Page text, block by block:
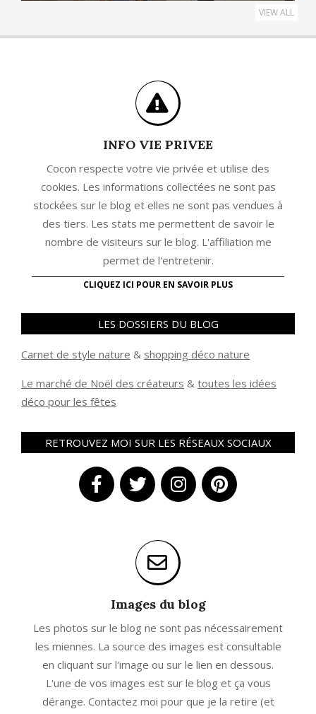
VIEW ALL
INFO VIE PRIVEE
Cocon respecte votre vie privée et utilise des
cookies. Les informations collectées ne sont pas
stockées sur le blog et elles ne sont pas vendues à
des tiers. Les stats me permettent de savoir le
nombre de visiteurs sur le blog. L'affiliation me
permet de l'entretenir.
CLIQUEZ ICI POUR EN SAVOIR PLUS
LES DOSSIERS DU BLOG
Carnet de style nature & shopping déco nature
Le marché de Noël des créateurs & toutes les idées
déco pour les fêtes
RETROUVEZ MOI SUR LES RÉSEAUX SOCIAUX
Images du blog
Les photos sur le blog ne sont pas nécessairement
les miennes. La source des images est consultable
en cliquant sur l'image ou sur le lien en dessous.
L'une de vos images est sur le blog et ça vous
dérange. Contactez moi pour que je la retire (et